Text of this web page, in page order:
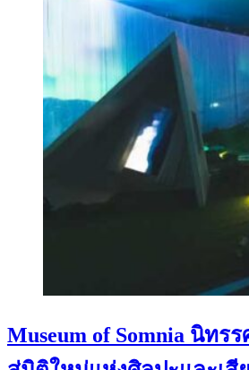
Museum of Somnia นิทร